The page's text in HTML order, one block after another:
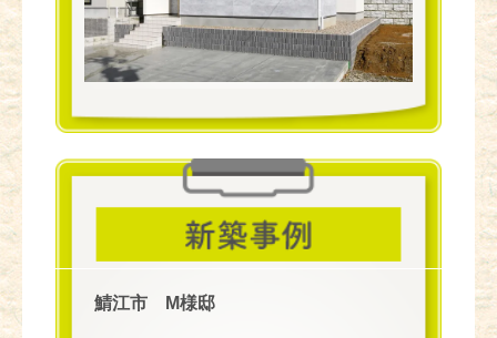
鯖江市 M様邸